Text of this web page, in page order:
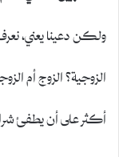
ولكن دعينا يعني،
الزوجية؟ الزوج أم
أكثر على أن يطفئ